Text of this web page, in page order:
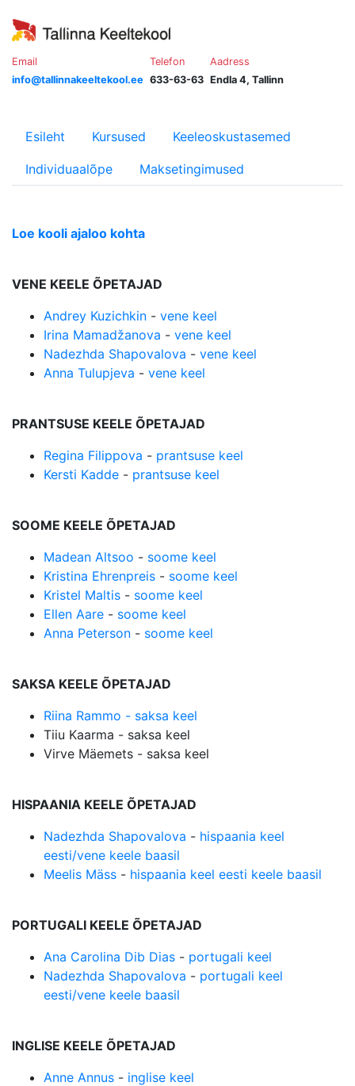
Email
info@tallinnakeeltekool.ee
Telefon
633-63-63
Aadress
Endla 4, Tallinn
Esileht Kursused Keeleoskustasemed
Individuaalõpe Maksetingimused
Loe kooli ajaloo kohta
VENE KEELE ÕPETAJAD
Andrey Kuzichkin - vene keel
Irina Mamadžanova - vene keel
Nadezhda Shapovalova - vene keel
Anna Tulupjeva - vene keel
PRANTSUSE KEELE ÕPETAJAD
Regina Filippova - prantsuse keel
Kersti Kadde - prantsuse keel
SOOME KEELE ÕPETAJAD
Madean Altsoo - soome keel
Kristina Ehrenpreis - soome keel
Kristel Maltis - soome keel
Ellen Aare - soome keel
Anna Peterson - soome keel
SAKSA KEELE ÕPETAJAD
Riina Rammo - saksa keel
Tiiu Kaarma - saksa keel
Virve Mäemets - saksa keel
HISPAANIA KEELE ÕPETAJAD
Nadezhda Shapovalova - hispaania keel
eesti/vene keele baasil
Meelis Mäss - hispaania keel eesti keele baasil
PORTUGALI KEELE ÕPETAJAD
Ana Carolina Dib Dias - portugali keel
Nadezhda Shapovalova - portugali keel
eesti/vene keele baasil
INGLISE KEELE ÕPETAJAD
Anne Annus - inglise keel